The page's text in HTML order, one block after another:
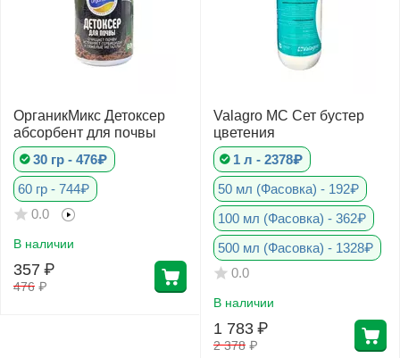
ОрганикМикс Детоксер
абсорбент для почвы
30 гр - 476₽
60 гр - 744₽
0.0
В наличии
476 ₽
357 ₽
Valagro МС Сет бустер
цветения
1 л - 2378₽
50 мл (Фасовка) - 192₽
100 мл (Фасовка) - 362₽
500 мл (Фасовка) - 1328₽
0.0
В наличии
2 378 ₽
1 783 ₽